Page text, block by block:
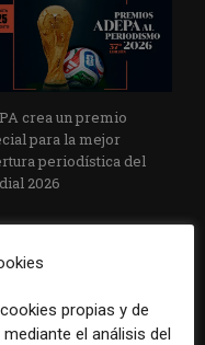
crea un premio
para la mejor
periodística del
2026
propias y de
el análisis del